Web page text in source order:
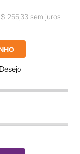
255,33sem juros